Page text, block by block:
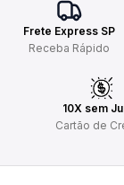
Frete Express SP
Receba Rápido
10X sem
Cartão de